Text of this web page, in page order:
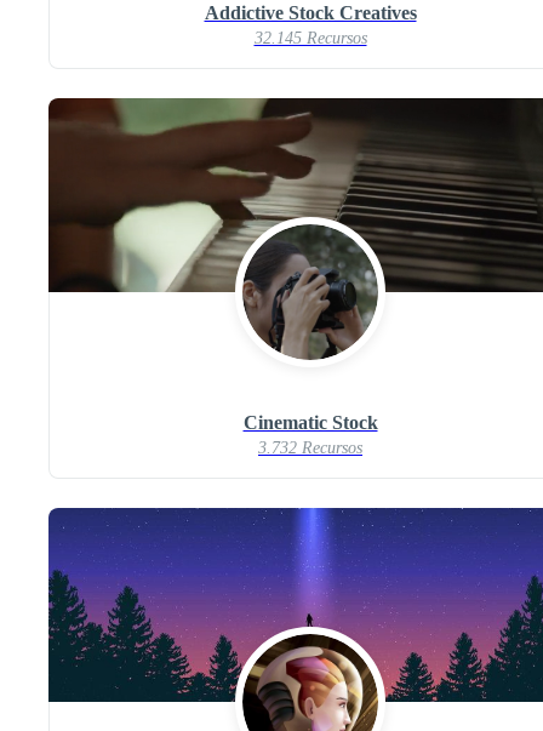
Addictive Stock Creatives
32.145 Recursos
Cinematic Stock
3.732 Recursos